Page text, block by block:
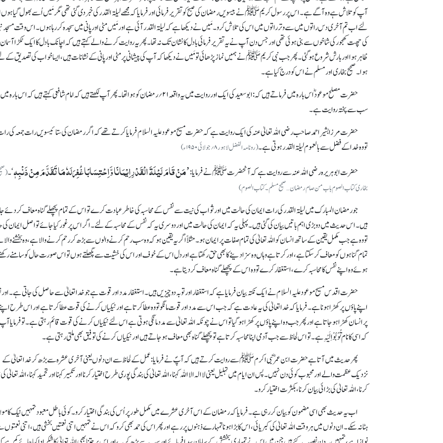
آپ کو تلاش ہے وہ آگے ہے۔ اس پر رسول کریمﷺ نے بیسویں رمضان کی صبح کو تقریر فرمائی اور فرمایاکہ مجھے لیلۃ القدر کی خبردی گئی تھی مگر مَیں اُسے بھول گیا
لئے اب تم آخری دس راتوں میں سے وتر راتوں میں اس کی تلاش کرو۔ مَیں نے دیکھا ہے کہ لیلۃ القدر آئی ہے اور مَیں مٹی اور پانی میں سجدہ کررہاہوں۔ اس وقت مسجد
کی چھت کھجور کی شاخوں سے بنی ہوئی تھی اور جس دن آپ نے یہ تقریر فرمائی بادل کانشان تک نہ تھا۔ پھر یہ روایت کرنے والے کہتے ہیں کہ اچانک بادل کاایک ٹکڑا
ظاہر ہوا اور بارش شروع ہو گئی۔ پھر جب نبی کریمﷺ نے ہمیں نماز پڑھائی تو مَیں نے دیکھا کہ آپ کی پیشانی پر مٹی اور پانی کے نشانات ہیں، ایسا خواب کی تصدیق کے
ہوا۔ صحیح بخاری اور مسلم نے اس کو درج کیا ہے۔
حضرت مصلح موعود ؓ اس بارہ میں فرماتے ہیں کہ :ابوسعید کی ایک اور روایت میں یہ واقعہ ۲۱؍رمضان کو ہوا تھا۔ پھر آپ لکھتے ہیں کہ امام شافعی کہتے ہیں کہ اس
سب سے پختہ روایت ہے۔
حضرت مرزا بشیر احمد صاحب رضی اللہ تعالیٰ عنہ کی ایک روایت ہے کہ حضرت مسیح موعود علیہ السلام فرمایا کرتے تھے کہ اگر رمضان کی ستائیسویں رات جمعہ کی
تووہ خداکے فضل سے بالعموم لیلۃ القدر ہوتی ہے۔(رونامہ الفضل لاہور ۸؍جولائی ۱۹۵۰ ء)
حضرت ابوہریرہ رضی اللہ عنہ سے روایت ہے کہ آنحضرتﷺ نے فرمایا :’مَنْ قَامَ لَیْلَۃَ الْقَدْرِ اِیْمَانًا وَّاِحْتِسَابًا غُفِرَلَہٗ مَا تَقَدَّمَ مِنْ ذَنْبِہٖ‘۔
بخاری کتاب الصوم باب من صام رمضان … صحیح مسلم۔ کتاب الصوم )
جو رمضان المبارک میں لیلۃ القدر کی رات ایمان کی حالت میں اور ثواب کی نیت سے نفس کے محاسبہ کی خاطرعبادت کرے تو اس کے تمام پچھلے گناہ معاف کردئے
ہیں۔ اس حدیث میں دو بڑی اہم باتیں بیان کی گئی ہیں۔ پہلی یہ کہ ایمان کی حالت میں اور دوسری یہ کہ نفس کے محاسبہ کے لئے۔ اگر اس پر غور کیا جائے تواصل ایمان
تو وہ ہے جب مکمل یقین کے ساتھ انسان کو اللہ تعالیٰ کی تمام صفات پر ایمان ہو۔ مثلا ً اگر یہ یقین ہو کہ وہ سب رحم کرنے والوں سے بڑھ کر رحم کرنے والاہے، وہ بخشنے
تمام گناہوں کو معاف کر سکتاہے، اور کرتاہے وہاں وہ سزادینے کا بھی حق رکھتاہے اور دل اس کے خوف اور اس کی خشیت سے پگھلتے ہوں تو اس صورت حال کو سامنے
ہوئے وہ اپنے نفس کا محاسبہ کرے، استغفار کرے تو وہ اس کے پچھلے گناہ معاف کر دیتاہے۔
حضرت اقدس مسیح موعود علیہ السلام نے ایک نکتہ بیان فرمایاہے کہ استغفار اور توبہ دو چیزیں ہیں۔ استغفار مدد اور قوت ہے جو خداتعالیٰ سے حاصل کی جاتی ہے۔ اور
اپنے پاؤں پر کھڑا ہوناہے۔ فرمایا کہ خداتعالیٰ کی یہ عادت ہے کہ جب اس سے مدد اور قوت مانگو تو وہ عطا کرتاہے اور نیکیاں کرنے کی قوت عطا کرتاہے اور اس طرح
پر انسان کھڑا ہو جاتاہے اور پھر جب وہ اپنے پاؤں پر کھڑا ہوگیاتو اس نے چونکہ اللہ تعالیٰ سے مدد مانگی ہوتی ہے اس لئے نیکیاں کرنے کی قوت قائم رہتی ہے۔ تو فرمایا
کہ اسی کانام تُوْبُوْ اِلَیْہِ ہے۔ تو اس لحاظ سے جب آدمی اپنا محاسبہ کرتاہے توپچھلے گناہ بھی معاف ہو جاتے ہیں اور نیکیاں کرنے کی توفیق بھی ملتی رہتی ہے۔
پھر حدیث میں آتاہے حضرت ابن عمر ؓ نبی اکرمﷺ سے روایت کرتے ہیں کہ آپؐ نے فرمایا :عمل کے لحاظ سے ان دنوں یعنی آخری عشرہ سے بڑھ کر خداتعالیٰ کے
نزدیک عظمت والے اور محبوب کوئی دن نہیں۔ پس ان ایام میں تہلیل یعنی لاالہ الا اللہ کہنا، اللہ تعالیٰ کی بندگی پوری طرح اختیار کرنا اور تکبیر کہنا اور تحمید کہنا، اللہ تعالیٰ
کرنا، اللہ تعالیٰ کی بڑائی بیان کرنا، بکثرت اختیار کرو۔
اب یہ حدیث بھی اسی مضمون کو بیان کر رہی ہے۔ فرمایاکہ رمضان کے اس آخری عشرے میں مکمل طورپر اُس کی بندگی اختیار کرو۔ کوئی باطل معبود تمہیں نیک
ہٹا نہ سکے۔ ان دنوں میں ہر وقت اللہ تعالیٰ کی کبریائی، اس کا بڑا ہونا تمہارے ذہنوں پر رہے اور پھر اس کی حمد بھی کرو کہ اس نے تمہیں اتنی نعمتیں بخشی ہیں، اتنی